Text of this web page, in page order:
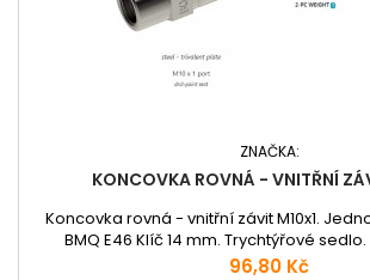
ZNAČKA:
KONCOVKA ROVNÁ - VNITŘNÍ
Koncovka rovná - vnitřní závit M10x1.
BMQ E46 Klíč 14 mm. Trychtýřové
Cena
96,80 Kč